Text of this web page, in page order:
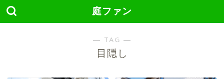
庭ファン
― TAG ―
目隠し